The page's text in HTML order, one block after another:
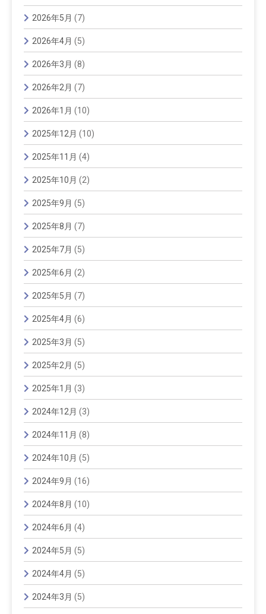
2026年5月 (7)
2026年4月 (5)
2026年3月 (8)
2026年2月 (7)
2026年1月 (10)
2025年12月 (10)
2025年11月 (4)
2025年10月 (2)
2025年9月 (5)
2025年8月 (7)
2025年7月 (5)
2025年6月 (2)
2025年5月 (7)
2025年4月 (6)
2025年3月 (5)
2025年2月 (5)
2025年1月 (3)
2024年12月 (3)
2024年11月 (8)
2024年10月 (5)
2024年9月 (16)
2024年8月 (10)
2024年6月 (4)
2024年5月 (5)
2024年4月 (5)
2024年3月 (5)